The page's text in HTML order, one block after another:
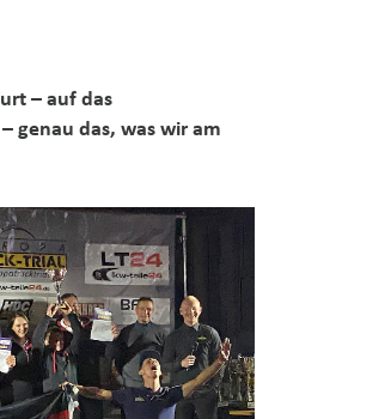
– auf das
genau das, was wir am